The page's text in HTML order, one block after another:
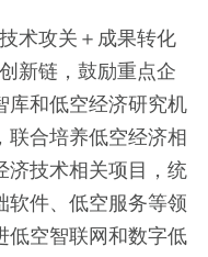
术攻关＋成果转化
新链，鼓励重点企
库和低空经济研究机
联合培养低空经济相
济技术相关项目，统
软件、低空服务等领
低空智联网和数字低